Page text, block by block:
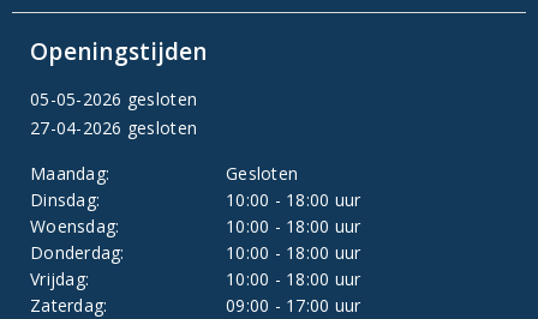
Openingstijden
05-05-2026 gesloten
27-04-2026 gesloten
Maandag:
Gesloten
Dinsdag:
10:00 - 18:00 uur
Woensdag:
10:00 - 18:00 uur
Donderdag:
10:00 - 18:00 uur
Vrijdag:
10:00 - 18:00 uur
Zaterdag:
09:00 - 17:00 uur